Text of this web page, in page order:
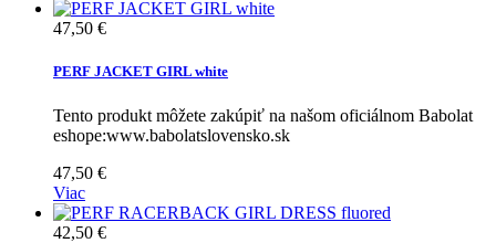
47,50 €
PERF JACKET GIRL white
Tento produkt môžete zakúpiť na našom oficiálnom Babolat
eshope:www.babolatslovensko.sk
47,50 €
Viac
42,50 €